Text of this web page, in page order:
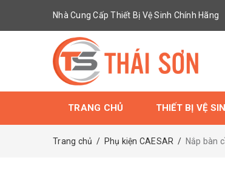
Nhà Cung Cấp Thiết Bị Vệ Sinh Chính Hãng
TRANG CHỦ THIẾT BỊ VỆ
Trang chủ / Phụ kiện CAESAR / Nắp bàn